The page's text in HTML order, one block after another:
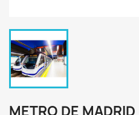
METRO DE MADRID